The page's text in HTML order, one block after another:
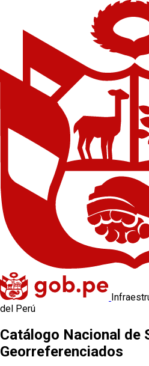
del Perú
Catálogo Nacional de
Georreferenciados